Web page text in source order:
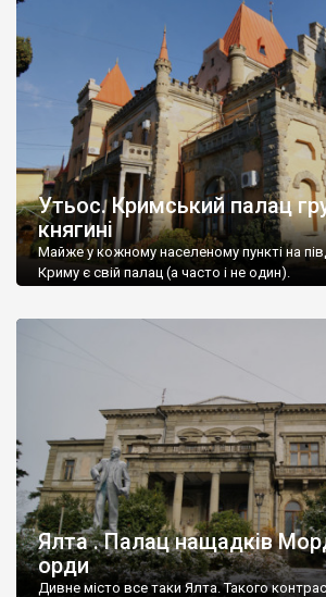
Утьос. Кримський палац
княгині
Майже у кожному населеному пункті на
Криму є свій палац (а часто і не один).
Ялта . Палац нащадків
орди
Дивне місто все таки Ялта. Такого